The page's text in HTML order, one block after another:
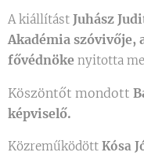
A kiállítást Juhász
Akadémia szóvivője,
fővédnöke nyitotta
Köszöntőt mondott
képviselő.
Közreműködött Kósa